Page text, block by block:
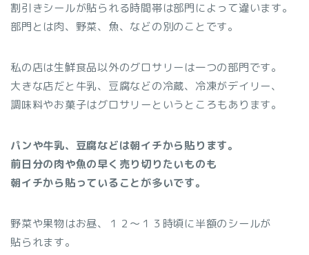
割引きシールが貼られる時間帯は部門によって違います。
部門とは肉、野菜、魚、などの別のことです。
私の店は生鮮食品以外のグロサリーは一つの部門です。
大きな店だと牛乳、豆腐などの冷蔵、冷凍がデイリー、
調味料やお菓子はグロサリーというところもあります。
パンや牛乳、豆腐などは朝イチから貼ります。
前日分の肉や魚の早く売り切りたいものも
朝イチから貼っていることが多いです。
野菜や果物はお昼、１２～１３時頃に半額のシールが
貼られます。